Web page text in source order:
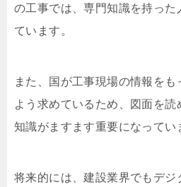
の工事では、専門知識を持った
ています。
また、国が工事現場の情報をも
よう求めているため、図面を
知識がますます重要になってい
将来的には、建設業界でもデジ